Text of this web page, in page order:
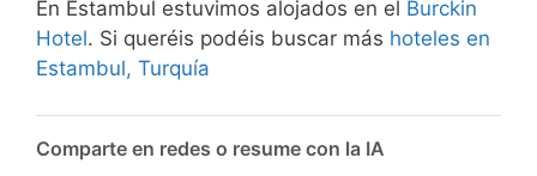
En Estambul estuvimos alojados en el Burckin
Hotel. Si queréis podéis buscar más hoteles en
Estambul, Turquía
Comparte en redes o resume con la IA